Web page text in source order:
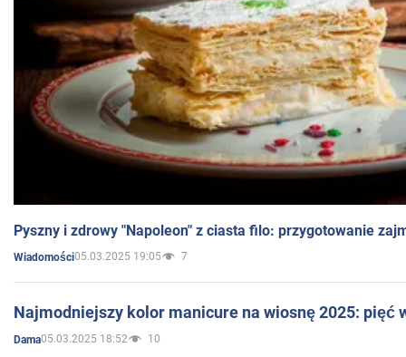
Pyszny i zdrowy "Napoleon" z ciasta filo: przygotowanie
Wiadomości05.03.2025 19:05 7
Najmodniejszy kolor manicure na wiosnę 2025: pięć
Dama05.03.2025 18:52 10